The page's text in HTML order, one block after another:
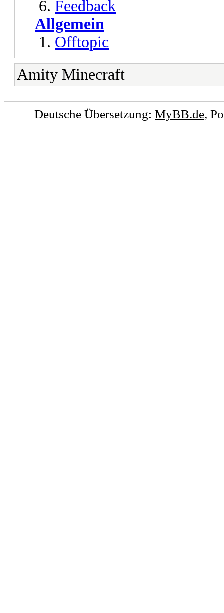
Feedback
Allgemein
Offtopic
Amity Minecraft
Deutsche Übersetzung: MyBB.de,